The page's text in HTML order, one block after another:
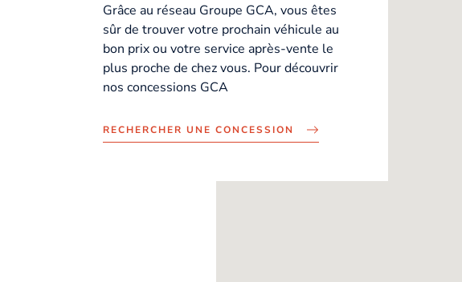
Grâce au réseau Groupe GCA, vous êtes
sûr de trouver votre prochain véhicule au
bon prix ou votre service après-vente le
plus proche de chez vous. Pour découvrir
nos concessions GCA
RECHERCHER UNE CONCESSION